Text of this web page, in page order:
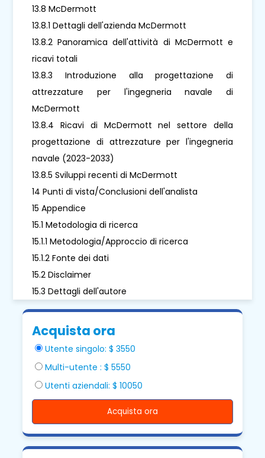
13.8 McDermott
13.8.1 Dettagli dell'azienda McDermott
13.8.2 Panoramica dell'attività di McDermott e
ricavi totali
13.8.3 Introduzione alla progettazione di
attrezzature per l'ingegneria navale di
McDermott
13.8.4 Ricavi di McDermott nel settore della
progettazione di attrezzature per l'ingegneria
navale (2023-2033)
13.8.5 Sviluppi recenti di McDermott
14 Punti di vista/Conclusioni dell'analista
15 Appendice
15.1 Metodologia di ricerca
15.1.1 Metodologia/Approccio di ricerca
15.1.2 Fonte dei dati
15.2 Disclaimer
15.3 Dettagli dell'autore
Acquista ora
Utente singolo: $ 3550
Multi-utente : $ 5550
Utenti aziendali: $ 10050
Acquista ora